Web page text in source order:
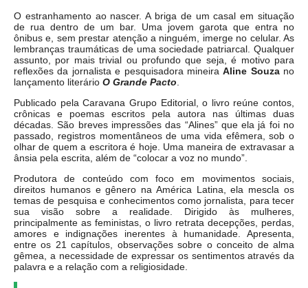
O estranhamento ao nascer. A briga de um casal em situação
de rua dentro de um bar. Uma jovem garota que entra no
ônibus e, sem prestar atenção a ninguém, imerge no celular. As
lembranças traumáticas de uma sociedade patriarcal. Qualquer
assunto, por mais trivial ou profundo que seja, é motivo para
reflexões da jornalista e pesquisadora mineiraAline Souzano
lançamento literário O Grande Pacto
Publicado pela Caravana Grupo Editorial, o livro reúne contos,
crônicas e poemas escritos pela autora nas últimas duas
décadas. São breves impressões das “Alines” que ela já foi no
passado, registros momentâneos de uma vida efêmera, sob o
olhar de quem a escritora é hoje. Uma maneira de extravasar a
ânsia pela escrita, além de “colocar a voz no mundo”.
Produtora de conteúdo com foco em movimentos sociais,
direitos humanos e gênero na América Latina, ela mescla os
temas de pesquisa e conhecimentos como jornalista, para tecer
sua visão sobre a realidade. Dirigido às mulheres,
principalmente as feministas, o livro retrata decepções, perdas,
amores e indignações inerentes à humanidade. Apresenta,
entre os 21 capítulos, observações sobre o conceito de alma
gêmea, a necessidade de expressar os sentimentos através da
palavra e a relação com a religiosidade.